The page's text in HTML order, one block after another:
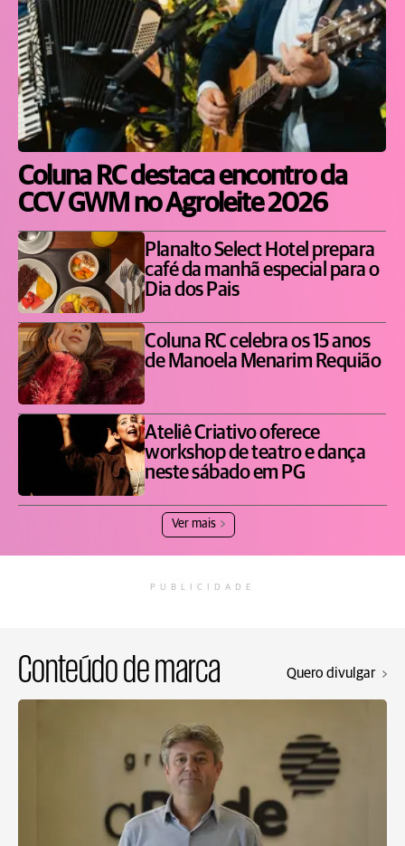
Coluna RC destaca encontro da
CCV GWM no Agroleite 2026
Planalto Select Hotel prepara
café da manhã especial para o
Dia dos Pais
Coluna RC celebra os 15 anos
de Manoela Menarim Requião
Ateliê Criativo oferece
workshop de teatro e dança
neste sábado em PG
Ver mais
PUBLICIDADE
Conteúdo de marca Quero divulgar